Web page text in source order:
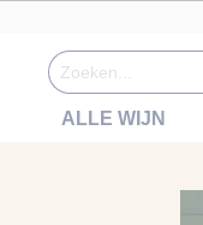
ALLE WIJN